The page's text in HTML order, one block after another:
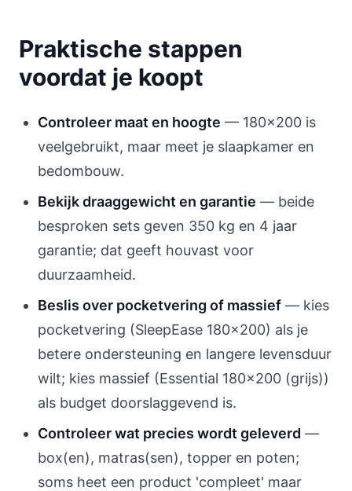
Praktische stappen
voordat je koopt
Controleer maat en hoogte — 180x200 is
veelgebruikt, maar meet je slaapkamer en
bedombouw.
Bekijk draaggewicht en garantie — beide
besproken sets geven 350 kg en 4 jaar
garantie; dat geeft houvast voor
duurzaamheid.
Beslis over pocketvering of massief — kies
pocketvering (SleepEase 180x200) als je
betere ondersteuning en langere levensduur
wilt; kies massief (Essential 180x200 (grijs))
als budget doorslaggevend is.
Controleer wat precies wordt geleverd —
box(en), matras(sen), topper en poten;
soms heet een product 'compleet' maar